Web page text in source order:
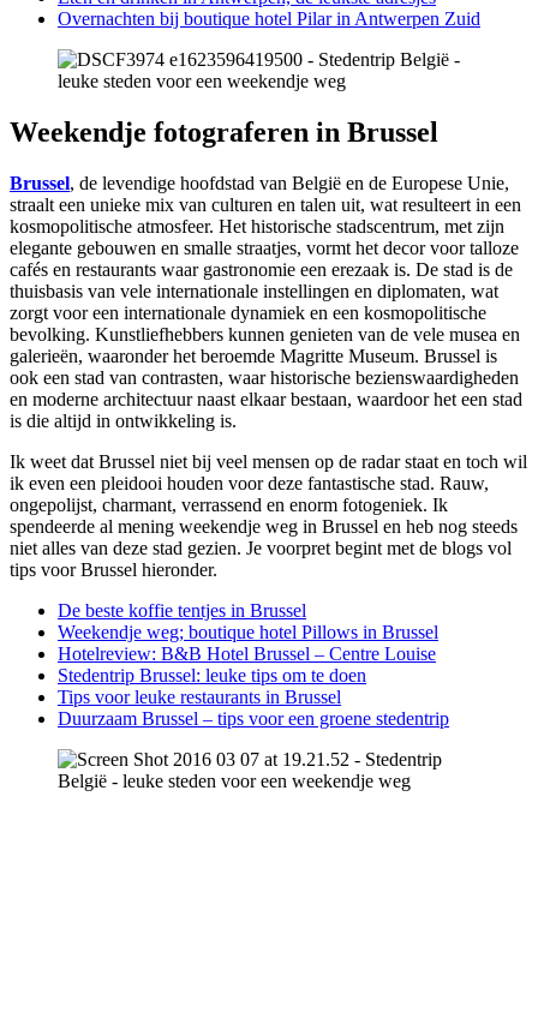
Overnachten bij boutique hotel Pilar in Antwerpen Zuid
Weekendje fotograferen in Brussel
Brussel, de levendige hoofdstad van België en de Europese Unie,
straalt een unieke mix van culturen en talen uit, wat resulteert in een
kosmopolitische atmosfeer. Het historische stadscentrum, met zijn
elegante gebouwen en smalle straatjes, vormt het decor voor talloze
cafés en restaurants waar gastronomie een erezaak is. De stad is de
thuisbasis van vele internationale instellingen en diplomaten, wat
zorgt voor een internationale dynamiek en een kosmopolitische
bevolking. Kunstliefhebbers kunnen genieten van de vele musea en
galerieën, waaronder het beroemde Magritte Museum. Brussel is
ook een stad van contrasten, waar historische bezienswaardigheden
en moderne architectuur naast elkaar bestaan, waardoor het een stad
is die altijd in ontwikkeling is.
Ik weet dat Brussel niet bij veel mensen op de radar staat en toch wil
ik even een pleidooi houden voor deze fantastische stad. Rauw,
ongepolijst, charmant, verrassend en enorm fotogeniek. Ik
spendeerde al mening weekendje weg in Brussel en heb nog steeds
niet alles van deze stad gezien. Je voorpret begint met de blogs vol
tips voor Brussel hieronder.
De beste koffie tentjes in Brussel
Weekendje weg; boutique hotel Pillows in Brussel
Hotelreview: B&B Hotel Brussel – Centre Louise
Stedentrip Brussel: leuke tips om te doen
Tips voor leuke restaurants in Brussel
Duurzaam Brussel – tips voor een groene stedentrip